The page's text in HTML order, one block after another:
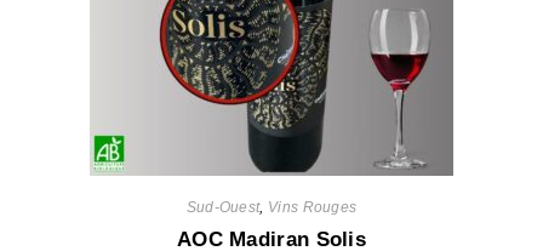
Sud-Ouest, Vins Rouges
AOC Madiran Solis